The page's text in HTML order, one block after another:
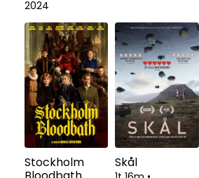
2024
Stockholm
Skål